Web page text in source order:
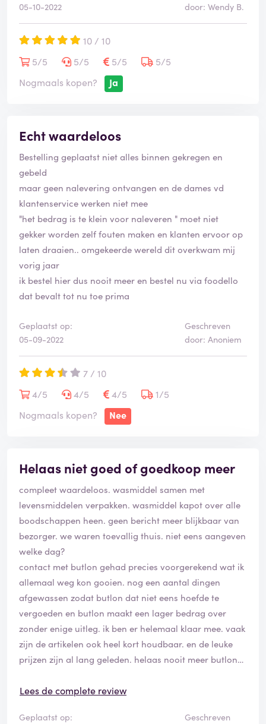
05-10-2022
door: Wendy B.
10 / 10
5/5
5/5 5/5
5/5
Nogmaals kopen?
Ja
Echt waardeloos
Bestelling geplaatst niet alles binnen gekregen en
gebeld
maar geen nalevering ontvangen en de dames vd
klantenservice werken niet mee
"het bedrag is te klein voor naleveren " moet niet
gekker worden zelf fouten maken en klanten ervoor op
laten draaien.. omgekeerde wereld dit overkwam mij
vorig jaar
ik bestel hier dus nooit meer en bestel nu via foodello
dat bevalt tot nu toe prima
Geplaatst op:
05-09-2022
Geschreven
door: Anoniem
7 / 10
4/5
4/5 4/5
1/5
Nogmaals kopen?
Nee
Helaas niet goed of goedkoop meer
compleet waardeloos. wasmiddel samen met
levensmiddelen verpakken. wasmiddel kapot over alle
boodschappen heen. geen bericht meer blijkbaar van
bezorger. we waren toevallig thuis. niet eens aangeven
welke dag?
contact met butlon gehad precies voorgerekend wat ik
allemaal weg kon gooien. nog een aantal dingen
afgewassen zodat butlon dat niet eens hoefde te
vergoeden en butlon maakt een lager bedrag over
zonder enige uitleg. ik ben er helemaal klaar mee. vaak
zijn de artikelen ook heel kort houdbaar. en de leuke
prijzen zijn al lang geleden. helaas nooit meer butlon
Lees de complete review
Geplaatst op:
Geschreven